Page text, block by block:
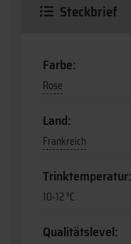
Steckbrief
Farbe:
Rose
Land:
Frankreich
Trinktemperatur:
10-12 °C
Qualitätslevel: